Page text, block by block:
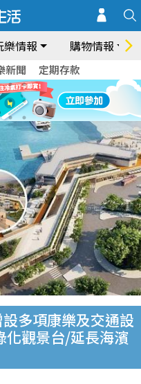
樂情報 購物情報
新聞 定期存款
設多項康樂及交通設
化觀景台/延長海濱